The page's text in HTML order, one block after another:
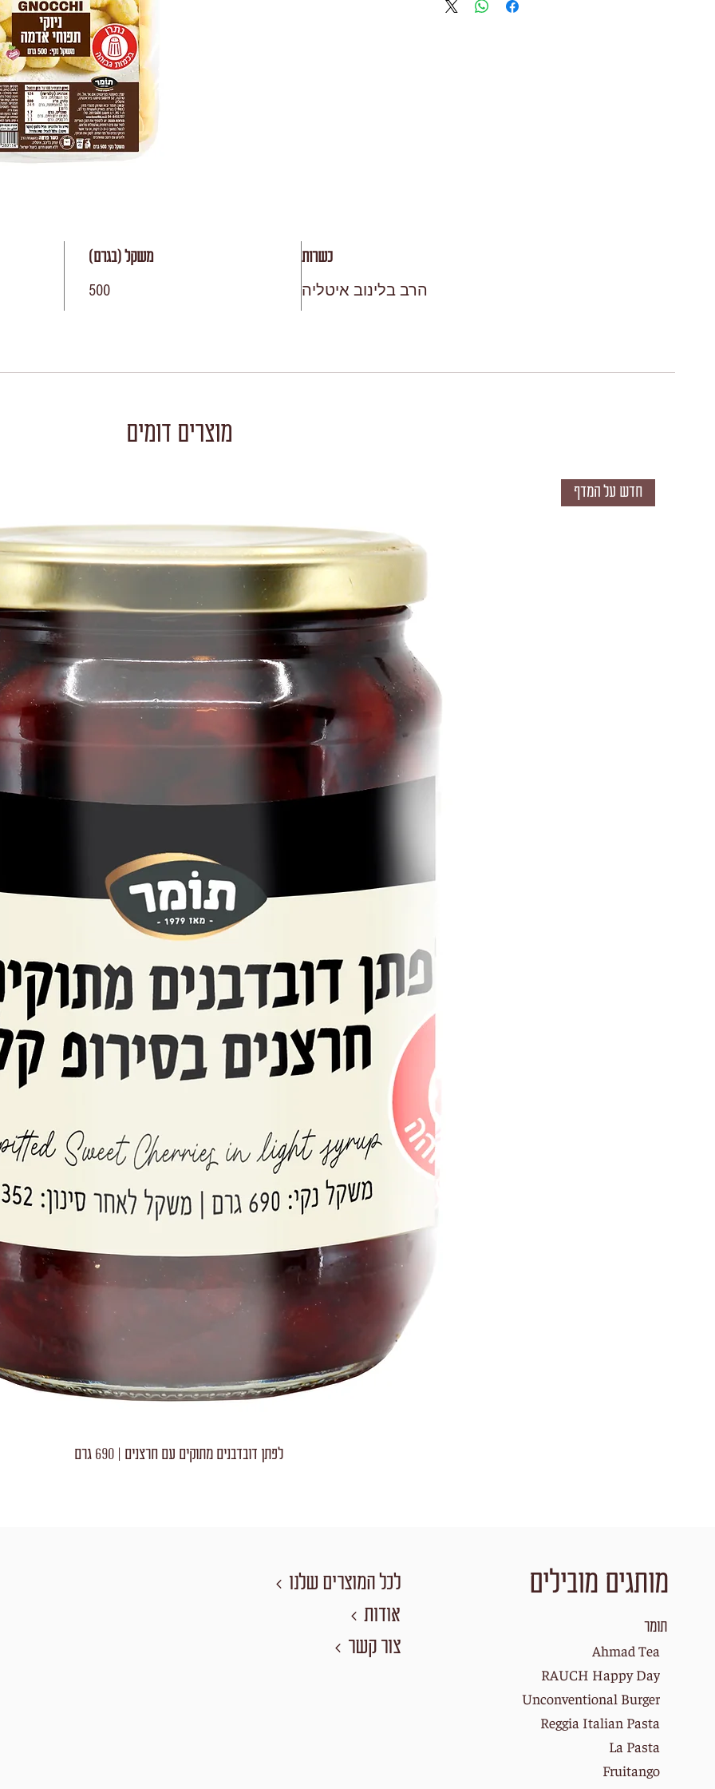
כשרות
הרב בלינוב איטליה
משקל (בגרם)
500
מוצרים דומים
חדש על המדף
לפתן דובדבנים מתוקים עם חרצנים | 690 גרם
לכל המוצרים שלנו
אודות
צור קשר
מותגים מובילים
תומר
Ahmad Tea
RAUCH Happy Day
Unconventional Burger
Reggia Italian Pasta
La Pasta
Fruitango